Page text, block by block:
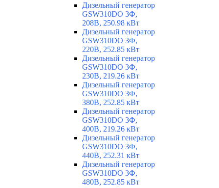
Дизельный генератор
GSW310DO 3Ф,
208В, 250.98 кВт
Дизельный генератор
GSW310DO 3Ф,
220В, 252.85 кВт
Дизельный генератор
GSW310DO 3Ф,
230В, 219.26 кВт
Дизельный генератор
GSW310DO 3Ф,
380В, 252.85 кВт
Дизельный генератор
GSW310DO 3Ф,
400В, 219.26 кВт
Дизельный генератор
GSW310DO 3Ф,
440В, 252.31 кВт
Дизельный генератор
GSW310DO 3Ф,
480В, 252.85 кВт